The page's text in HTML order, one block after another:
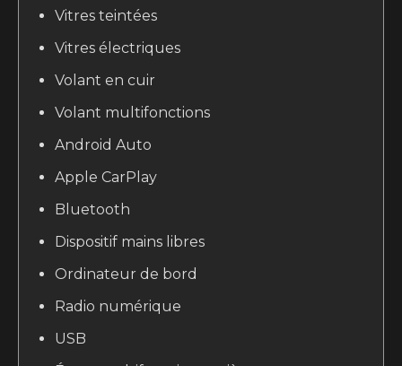
Vitres teintées
Vitres électriques
Volant en cuir
Volant multifonctions
Android Auto
Apple CarPlay
Bluetooth
Dispositif mains libres
Ordinateur de bord
Radio numérique
USB